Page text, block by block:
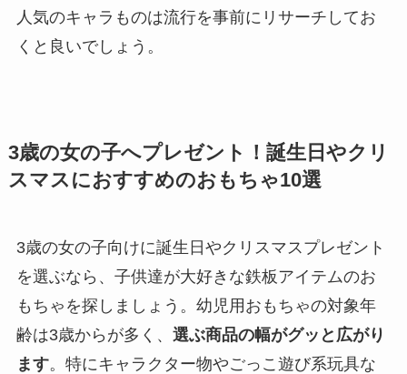
人気のキャラものは流行を事前にリサーチしてお
くと良いでしょう。
3歳の女の子へプレゼント！誕生日やクリ
スマスにおすすめのおもちゃ10選
3歳の女の子向けに誕生日やクリスマスプレゼント
を選ぶなら、子供達が大好きな鉄板アイテムのお
もちゃを探しましょう。幼児用おもちゃの対象年
齢は3歳からが多く、 選ぶ商品の幅がグッと広がり
ます。特にキャラクター物やごっこ遊び系玩具な